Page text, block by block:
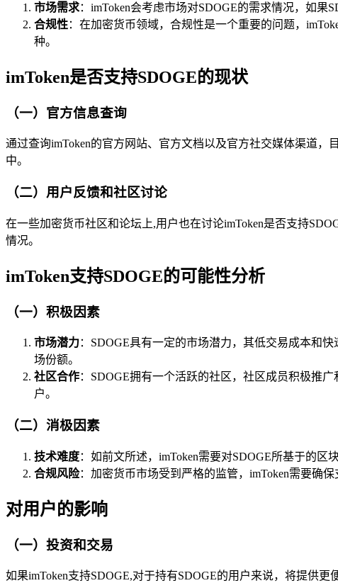
市场需求：imToken会考虑市场对SDOGE的需求情况，如果
合规性：在加密货币领域，合规性是一个重要的问题，
种。
imToken是否支持SDOGE的现状
（一）官方信息查询
通过查询imToken的官方网站、官方文档以及官方社交媒体渠道，
中。
（二）用户反馈和社区讨论
在一些加密货币社区和论坛上,用户也在讨论imToken是否支持
情况。
imToken支持SDOGE的可能性分析
（一）积极因素
市场潜力：SDOGE具有一定的市场潜力，其低交易成本和
场份额。
社区合作：SDOGE拥有一个活跃的社区，社区成员积极推
户。
（二）消极因素
技术难度：如前文所述，imToken需要对SDOGE所基于的区
合规风险：加密货币市场受到严格的监管，imToken需要确
对用户的影响
（一）投资和交易
如果imToken支持SDOGE,对于持有SDOGE的用户来说，将提供